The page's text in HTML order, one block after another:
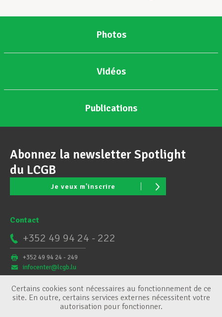
Photos
Vidéos
Publications
Abonnez la newsletter Spotlight
du LCGB
Je veux m'inscrire
Contact
+352 49 94 24 - 222
+352 49 94 24 - 249
infocenter@lcgb.lu
Certains cookies sont nécessaires au fonctionnement de ce
site. En outre, certains services externes nécessitent votre
autorisation pour fonctionner.